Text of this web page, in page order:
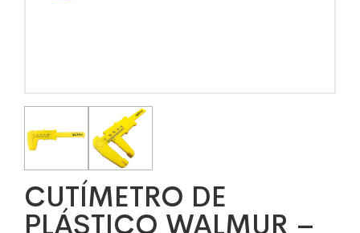
CUTÍMETRO DE
PLÁSTICO WALMUR –